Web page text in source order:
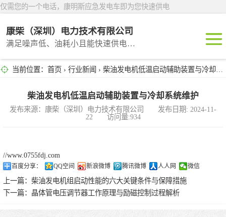
仅需您的一个电话，康明斯应急发电车即为您快速供电
康柴（深圳）电力技术有限公司
满足噪声低、油耗小且能快速供电的租赁产品
当前位置： 首页 › 行业新闻 › 柴油发电机低温启动辅助装置与冷却系统维护
柴油发电机低温启动辅助装置与冷却系统维护
发布来源：康柴（深圳）电力技术有限公司 发布日期: 2024-11-
22 访问量:934
//www.0755fdj.com
百度分享： QQ空间 新浪微博 腾讯微博 人人网 微信
上一篇： 柴油发电机组启动性能的六大关键条件与保障措施
下一篇： 晶体管电压调节器工作原理与励磁控制过程解析
深圳租赁
东莞租赁
汕头租赁